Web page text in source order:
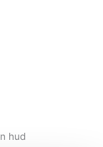
hud